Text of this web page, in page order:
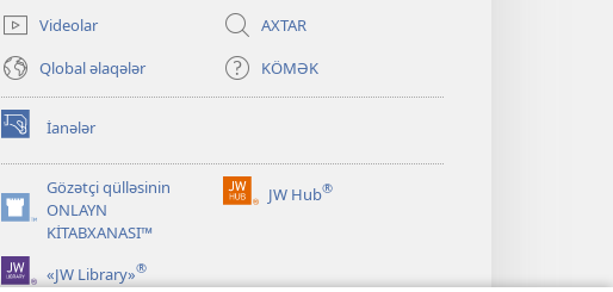
açılır) Videolar
AXTAR
Qlobal əlaqələr
KÖMƏK
İanələr
(yeni
pəncərə
Gözətçi qülləsinin
ONLAYN
KİTABXANASI™
(yeni
pəncərə
açılır)
JW Hub®
(yeni
«JW Library»®